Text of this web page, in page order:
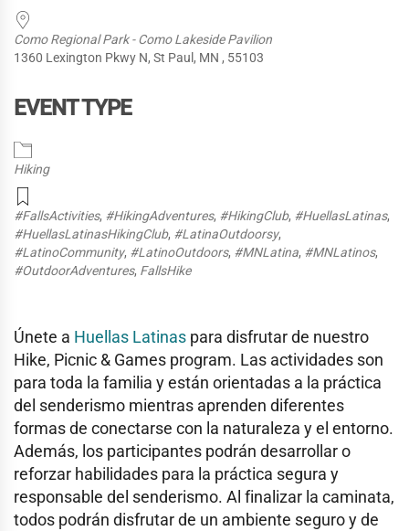
Como Regional Park - Como Lakeside Pavilion
1360 Lexington Pkwy N, St Paul, MN , 55103
EVENT TYPE
Hiking
#FallsActivities, #HikingAdventures, #HikingClub, #HuellasLatinas,
#HuellasLatinasHikingClub, #LatinaOutdoorsy,
#LatinoCommunity, #LatinoOutdoors, #MNLatina, #MNLatinos,
#OutdoorAdventures, FallsHike
Únete a Huellas Latinas para disfrutar de nuestro
Hike, Picnic & Games program. Las actividades son
para toda la familia y están orientadas a la práctica
del senderismo mientras aprenden diferentes
formas de conectarse con la naturaleza y el entorno.
Además, los participantes podrán desarrollar o
reforzar habilidades para la práctica segura y
responsable del senderismo. Al finalizar la caminata,
todos podrán disfrutar de un ambiente seguro y de